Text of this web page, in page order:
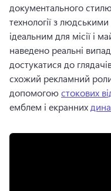
документального
технології з
ідеальним для місії і
наведено реальні
достукатися до
схожий рекламний
допомогою стокових
емблем і екранних